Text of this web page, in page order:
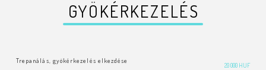
GYÖKÉRKEZELÉS
Trepanálás, gyökérkezelés elkezdése
20 000 HUF